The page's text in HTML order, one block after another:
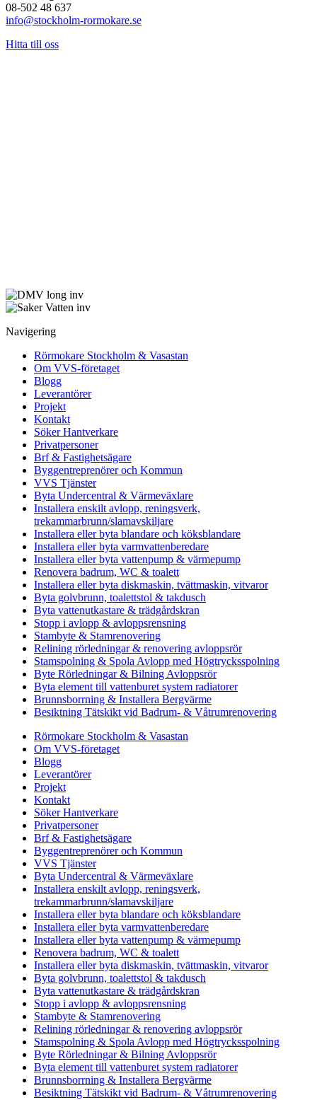
08-502 48 637
info@stockholm-rormokare.se
Hitta till oss
Navigering
Rörmokare Stockholm & Vasastan
Om VVS-företaget
Blogg
Leverantörer
Projekt
Kontakt
Söker Hantverkare
Privatpersoner
Brf & Fastighetsägare
Byggentreprenörer och Kommun
VVS Tjänster
Byta Undercentral & Värmeväxlare
Installera enskilt avlopp, reningsverk,
trekammarbrunn/slamavskiljare
Installera eller byta blandare och köksblandare
Installera eller byta varmvattenberedare
Installera eller byta vattenpump & värmepump
Renovera badrum, WC & toalett
Installera eller byta diskmaskin, tvättmaskin, vitvaror
Byta golvbrunn, toalettstol & takdusch
Byta vattenutkastare & trädgårdskran
Stopp i avlopp & avloppsrensning
Stambyte & Stamrenovering
Relining rörledningar & renovering avloppsrör
Stamspolning & Spola Avlopp med Högtrycksspolning
Byte Rörledningar & Bilning Avloppsrör
Byta element till vattenburet system radiatorer
Brunnsborrning & Installera Bergvärme
Besiktning Tätskikt vid Badrum- & Våtrumrenovering
Rörmokare Stockholm & Vasastan
Om VVS-företaget
Blogg
Leverantörer
Projekt
Kontakt
Söker Hantverkare
Privatpersoner
Brf & Fastighetsägare
Byggentreprenörer och Kommun
VVS Tjänster
Byta Undercentral & Värmeväxlare
Installera enskilt avlopp, reningsverk,
trekammarbrunn/slamavskiljare
Installera eller byta blandare och köksblandare
Installera eller byta varmvattenberedare
Installera eller byta vattenpump & värmepump
Renovera badrum, WC & toalett
Installera eller byta diskmaskin, tvättmaskin, vitvaror
Byta golvbrunn, toalettstol & takdusch
Byta vattenutkastare & trädgårdskran
Stopp i avlopp & avloppsrensning
Stambyte & Stamrenovering
Relining rörledningar & renovering avloppsrör
Stamspolning & Spola Avlopp med Högtrycksspolning
Byte Rörledningar & Bilning Avloppsrör
Byta element till vattenburet system radiatorer
Brunnsborrning & Installera Bergvärme
Besiktning Tätskikt vid Badrum- & Våtrumrenovering